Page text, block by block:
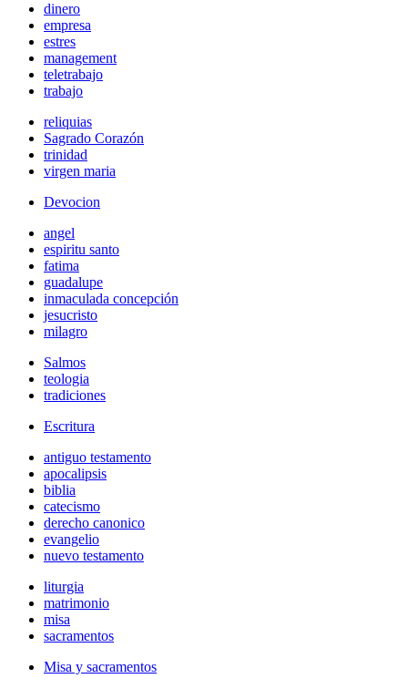
dinero
empresa
estres
management
teletrabajo
trabajo
reliquias
Sagrado Corazón
trinidad
virgen maria
Devocion
angel
espiritu santo
fatima
guadalupe
inmaculada concepción
jesucristo
milagro
Salmos
teologia
tradiciones
Escritura
antiguo testamento
apocalipsis
biblia
catecismo
derecho canonico
evangelio
nuevo testamento
liturgia
matrimonio
misa
sacramentos
Misa y sacramentos